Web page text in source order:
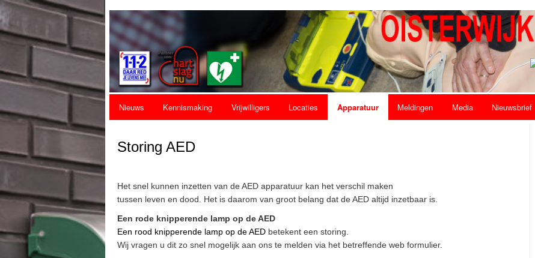
Spring naar de primaire inhoud
Spring naar de secundaire inhoud
Nieuws Kennismaking Vrijwilligers Locaties Apparatuur Meldingen Media Nieuwsbrief
Storing AED
Het snel kunnen inzetten van de AED apparatuur kan het verschil maken
tussen leven en dood. Het is daarom van groot belang dat de AED altijd inzetbaar is.
Een rode knipperende lamp op de AED
Een rood knipperende lamp op de AED betekent een storing.
Wij vragen u dit zo snel mogelijk aan ons te melden via het betreffende web formulier.